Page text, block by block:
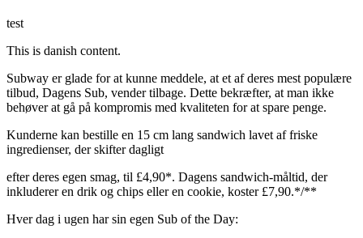
test
This is danish content.​​​​‌ ‍ ​‍​‍‌‍ ‌ ​‍‌‍‍‌‌‍‌ ‌‍‍‌‌‍ ‍​‍​‍​ ‍‍​‍​‍‌ ​ ‌‍​‌‌‍ ‍‌‍‍‌‌ ‌​‌ ‍‌​‍ ‍‌‍‍‌‌‍ ​‍​‍​‍ ​​‍​‍‌‍‍​‌ ​‍‌‍‌‌‌‍‌‍​‍​‍​ ‍‍​‍​‍‌‍‍​‌ ‌​‌ ‌​‌ ​​‌ ​ ​ ‍‍​‍ ​‍ ‌‍ ‍‌‍ ‌ ​‍‌‍‌​‌‍‍‌‌‍​ ​‍ ‌‌‍​‍‌‍‍‌‌ ‌​‌‍‌‌‌ ​ ​‍ ‌‌‍‌ ‌ ​‍‌‍ ‌ ‌‌‌ ​​​‍ ‌‌ ​ ‌ ‌​‌ ‌‌‌‍‌​‌‍‍‌‌‍ ​‍ ‍‌ ‌‍‌‍‌‌‌ ​‍‌‍​ ‌‍‌‌‌‍ ​​‍ ‍‌‍​‌‌ ​​‌ ​​​‍ ‌‍‍‌‌‍ ‍‌ ‌​‌‍‌‌‌‍ ‍‌ ‌​​‍ ‌‍‌‌‌‍‌​‌‍‍‌‌ ‌​​‍ ‌‍ ‌‌‍ ‌‍‌​‌‍‌‌​ ‌‌ ​​‌ ​‍‌‍‌‌‌ ​ ‌‍‌‌‌‍ ‍‌ ‌​‌‍​‌‌ ‌​‌‍‍‌‌‍ ‌‍ ‍​ ‍ ‌‍‍‌‌‍‌​​ ‌​ ​‌​ ​ ​ ​‍​ ​​​ ‌‍​ ​‌‌‍​ ​ ‌​​‍ ‌​ ‌​‌‍‌‌‌‍​‍‌‍​‌​‍ ‌​ ‌​​ ‍​​ ​ ​ ‍​​‍ ‌‌‍​‌​ ‌ ‌‍‌​‌‍‌‌​‍ ‌​ ​‌​ ‌‌​ ‌​​ ‌‍​ ‍​‌‍​‍​ ​‌‌‍​‌​ ‍‌‌‍‌‍​ ​​‌‍‌​​ ‍ ‌ ‌​‌ ‍‌‌ ​​‌‍‌‌​ ‌‌‍‌‌‌‍‌​‌‍‍‌‌ ‌​‌‍ ‌ ​‍‌‍‍‌‌‍​‌‌‍ ​​ ‍ ‌ ​​‌‍​‌‌ ‌​‌‍‍​​ ‌‌‍​ ‌‍ ‌‍ ‍‌ ‌​‌‍‌‌‌‍ ‍‌ ‌​​‍‌‌​ ‌‌‌​​‍‌‌ ‌‍‍ ‌‍‌‌‌ ‍‌​‍‌‌​ ​ ‌​‌​​‍‌‌​ ​ ‌​‌​​‍‌‌​ ​‍​ ​‍‌‍‌​‌‍​‌​‍‌‌​ ​‍​ ​‍​‍‌‌​ ‌‌‌​‌​​‍ ‍‌ ‌‍‌‍​‌‌‍ ​‌ ‌‌‌‍‌‌​‍ ‍‌ ‌‍‌‍​‌‌‍ ​‌ ‌‌‌‍‌‌​‍‌‌​ ‌‌‌​​‍‌‌ ‌‍‍ ‌‍‌‌‌ ‍‌​‍‌‌​ ​ ‌​‌​​‍‌‌​ ​ ‌​‌​​‍‌‌​ ​‍​ ​‍‌‍​‍‌‍​ ​ ‌ ‌‍‌​​ ‌‍​ ‍‌‌‍‌​​ ‌​​ ‌‍‌‍​‍​ ‌‍​ ‍​​‍‌‌​ ​‍​ ​‍​‍‌‌​ ‌‌‌​‌​​‍ ‍‌‍​ ‌‍‍​‌‍‍‌‌‍ ​‌‍‌​‌ ​‍‌‍‌‌‌‍ ‍​‍‌‌​ ‌‌‌​​‍‌‌ ‌‍‍ ‌‍‌‌‌ ‍‌​‍‌‌​ ​ ‌​‌​​‍‌‌​ ​ ‌​‌​​‍‌‌​ ​‍​ ​‍‌‍‌‍‌‍​ ​ ‌‍​ ‍‌​ ​‌‌‍‌‍​ ‍‌​ ​‌‌‍‌‍‌‍‌​​ ​‌​ ​‌​‍‌‌​ ​‍​ ​‍​‍‌‌​ ‌‌‌​‌​​‍ ‍‌ ‌​‌‍‌‌‌ ‍​‌ ‌​​ ‌‍​‍‌‍​‌‌ ​ ‌‍‌‌‌‌‌‌‌ ​‍‌‍ ​​ ‌‌‍‍​‌ ‌​‌ ‌​‌ ​​‌ ​ ​‍‌‌​ ​ ‌​​‌​‍‌‌​ ​‍‌​‌‍​‍‌‌​ ​‍‌​‌‍‌‍ ‍‌‍ ‌ ​‍‌‍‌​‌‍‍‌‌‍​ ​‍ ‌‌‍​‍‌‍‍‌‌ ‌​‌‍‌‌‌ ​ ​‍ ‌‌‍‌ ‌ ​‍‌‍ ‌ ‌‌‌ ​​​‍ ‌‌ ​ ‌ ‌​‌ ‌‌‌‍‌​‌‍‍‌‌‍ ​‍ ‍‌ ‌‍‌‍‌‌‌ ​‍‌‍​ ‌‍‌‌‌‍ ​​‍ ‍‌‍​‌‌ ​​‌ ​​​‍‌‍‌‍‍‌‌‍‌​​ ‌​ ​‌​ ​ ​ ​‍​ ​​​ ‌‍​ ​‌‌‍​ ​ ‌​​‍ ‌​ ‌​‌‍‌‌‌‍​‍‌‍​‌​‍ ‌​ ‌​​ ‍​​ ​ ​ ‍​​‍ ‌‌‍​‌​ ‌ ‌‍‌​‌‍‌‌​‍ ‌​ ​‌​ ‌‌​ ‌​​ ‌‍​ ‍​‌‍​‍​ ​‌‌‍​‌​ ‍‌‌‍‌‍​ ​​‌‍‌​​‍‌‍‌ ‌​‌ ‍‌‌ ​​‌‍‌‌​ ‌‌‍‌‌‌‍‌​‌‍‍‌‌ ‌​‌‍ ‌ ​‍‌‍‍‌‌‍​‌‌‍ ​​‍‌‍‌ ​​‌‍​‌‌ ‌​‌‍‍​​ ‌‌‍​ ‌‍ ‌‍ ‍‌ ‌​‌‍‌‌‌‍ ‍‌ ‌​​‍‌‌​ ‌‌‌​​‍‌‌ ‌‍‍ ‌‍‌‌‌ ‍‌​‍‌‌​ ​ ‌​‌​​‍‌‌​ ​ ‌​‌​​‍‌‌​ ​‍​ ​‍‌‍‌​‌‍​‌​‍‌‌​ ​‍​ ​‍​‍‌‌​ ‌‌‌​‌​​‍ ‍‌ ‌‍‌‍​‌‌‍ ​‌ ‌‌‌‍‌‌​‍ ‍‌ ‌‍‌‍​‌‌‍ ​‌ ‌‌‌‍‌‌​‍‌‌​ ‌‌‌​​‍‌‌ ‌‍‍ ‌‍‌‌‌ ‍‌​‍‌‌​ ​ ‌​‌​​‍‌‌​ ​ ‌​‌​​‍‌‌​ ​‍​ ​‍‌‍​‍‌‍​ ​ ‌ ‌‍‌​​ ‌‍​ ‍‌‌‍‌​​ ‌​​ ‌‍‌‍​‍​ ‌‍​ ‍​​‍‌‌​ ​‍​ ​‍​‍‌‌​ ‌‌‌​‌​​‍ ‍‌‍​ ‌‍‍​‌‍‍‌‌‍ ​‌‍‌​‌ ​‍‌‍‌‌‌‍ ‍​‍‌‌​ ‌‌‌​​‍‌‌ ‌‍‍ ‌‍‌‌‌ ‍‌​‍‌‌​ ​ ‌​‌​​‍‌‌​ ​ ‌​‌​​‍‌‌​ ​‍​ ​‍‌‍‌‍‌‍​ ​ ‌‍​ ‍‌​ ​‌‌‍‌‍​ ‍‌​ ​‌‌‍‌‍‌‍‌​​ ​‌​ ​‌​‍‌‌​ ​‍​ ​‍​‍‌‌​ ‌‌‌​‌​​‍ ‍‌ ‌​‌‍‌‌‌ ‍​‌ ‌​​‍‌‍‌ ​​‌‍‌‌‌ ​‍‌ ​ ‌ ​​‌‍‌‌‌‍​ ‌ ‌​‌‍‍‌‌ ‌‍‌‍‌‌​ ‌‌ ​​‌ ‌‌‌‍​‍‌‍ ​‌‍‍‌‌ ​ ‌‍‍​‌‍‌‌‌‍‌​​‍​‍‌ ‌
Subway er glade for at kunne meddele, at et af deres mest populære
tilbud, Dagens Sub, vender tilbage. Dette bekræfter, at man ikke
behøver at gå på kompromis med kvaliteten for at spare penge.​​​​‌ ‍ ​‍​‍‌‍ ‌ ​‍‌‍‍‌‌‍‌ ‌‍‍‌‌‍ ‍​‍​‍​ ‍‍​‍​‍‌ ​ ‌‍​‌‌‍ ‍‌‍‍‌‌ ‌​‌ ‍‌​‍ ‍‌‍‍‌‌‍ ​‍​‍​‍ ​​‍​‍‌‍‍​‌ ​‍‌‍‌‌‌‍‌‍​‍​‍​ ‍‍​‍​‍‌‍‍​‌ ‌​‌ ‌​‌ ​​‌ ​ ​ ‍‍​‍ ​‍ ‌‍ ‍‌‍ ‌ ​‍‌‍‌​‌‍‍‌‌‍​ ​‍ ‌‌‍​‍‌‍‍‌‌ ‌​‌‍‌‌‌ ​ ​‍ ‌‌‍‌ ‌ ​‍‌‍ ‌ ‌‌‌ ​​​‍ ‌‌ ​ ‌ ‌​‌ ‌‌‌‍‌​‌‍‍‌‌‍ ​‍ ‍‌ ‌‍‌‍‌‌‌ ​‍‌‍​ ‌‍‌‌‌‍ ​​‍ ‍‌‍​‌‌ ​​‌ ​​​‍ ‌‍‍‌‌‍ ‍‌ ‌​‌‍‌‌‌‍ ‍‌ ‌​​‍ ‌‍‌‌‌‍‌​‌‍‍‌‌ ‌​​‍ ‌‍ ‌‌‍ ‌‍‌​‌‍‌‌​ ‌‌ ​​‌ ​‍‌‍‌‌‌ ​ ‌‍‌‌‌‍ ‍‌ ‌​‌‍​‌‌ ‌​‌‍‍‌‌‍ ‌‍ ‍​ ‍ ‌‍‍‌‌‍‌​​ ‌‌‍‌‍‌‍​‌‌‍‌‍‌‍‌​​ ‌ ‌‍​‌‌‍‌​‌‍​‍​‍ ‌​ ‌‍​ ‍‌​ ‍‌​ ​​​‍ ‌​ ‌​​ ‍‌​ ​​​ ‌‍​‍ ‌​ ‍​‌‍‌​​ ‌ ‌‍‌‍​‍ ‌​ ‌​​ ​‍​ ‌​​ ‌‌‌‍​‌‌‍​‍​ ​​‌‍‌​​ ‍‌​ ​​​ ‍​​ ‍‌​ ‍ ‌ ‌​‌ ‍‌‌ ​​‌‍‌‌​ ‌‌‍‌‌‌‍‌​‌‍‍‌‌ ‌​‌‍ ‌ ​‍‌‍‍‌‌‍​‌‌‍ ​​ ‍ ‌ ​​‌‍​‌‌ ‌​‌‍‍​​ ‌‌‍​ ‌‍ ‌‍ ‍‌ ‌​‌‍‌‌‌‍ ‍‌ ‌​​‍‌‌​ ‌‌‌​​‍‌‌ ‌‍‍ ‌‍‌‌‌ ‍‌​‍‌‌​ ​ ‌​‌​​‍‌‌​ ​ ‌​‌​​‍‌‌​ ​‍​ ​‍‌‍‌​‌‍​‌​‍‌‌​ ​‍​ ​‍​‍‌‌​ ‌‌‌​‌​​‍ ‍‌ ‌‍‌‍​‌‌‍ ​‌ ‌‌‌‍‌‌​‍ ‍‌ ‌‍‌‍​‌‌‍ ​‌ ‌‌‌‍‌‌​‍‌‌​ ‌‌‌​​‍‌‌ ‌‍‍ ‌‍‌‌‌ ‍‌​‍‌‌​ ​ ‌​‌​​‍‌‌​ ​ ‌​‌​​‍‌‌​ ​‍​ ​‍​ ‌‍‌‍‌‌‌‍‌​​ ‌ ‌‍‌‍​ ‍​​ ​‌​ ‌‌​ ​ ​ ​ ​ ‍‌‌‍​‌​‍‌‌​ ​‍​ ​‍​‍‌‌​ ‌‌‌​‌​​‍ ‍‌‍​ ‌‍‍​‌‍‍‌‌‍ ​‌‍‌​‌ ​‍‌‍‌‌‌‍ ‍​‍‌‌​ ‌‌‌​​‍‌‌ ‌‍‍ ‌‍‌‌‌ ‍‌​‍‌‌​ ​ ‌​‌​​‍‌‌​ ​ ‌​‌​​‍‌‌​ ​‍​ ​‍​ ‍​‌‍​‌‌‍​‌‌‍​ ​ ​ ‌‍​‍​ ​‌​ ‌​​ ‌​​ ​​‌‍​ ​ ​‍​‍‌‌​ ​‍​ ​‍​‍‌‌​ ‌‌‌​‌​​‍ ‍‌ ‌​‌‍‌‌‌ ‍​‌ ‌​​ ‌‍​‍‌‍​‌‌ ​ ‌‍‌‌‌‌‌‌‌ ​‍‌‍ ​​ ‌‌‍‍​‌ ‌​‌ ‌​‌ ​​‌ ​ ​‍‌‌​ ​ ‌​​‌​‍‌‌​ ​‍‌​‌‍​‍‌‌​ ​‍‌​‌‍‌‍ ‍‌‍ ‌ ​‍‌‍‌​‌‍‍‌‌‍​ ​‍ ‌‌‍​‍‌‍‍‌‌ ‌​‌‍‌‌‌ ​ ​‍ ‌‌‍‌ ‌ ​‍‌‍ ‌ ‌‌‌ ​​​‍ ‌‌ ​ ‌ ‌​‌ ‌‌‌‍‌​‌‍‍‌‌‍ ​‍ ‍‌ ‌‍‌‍‌‌‌ ​‍‌‍​ ‌‍‌‌‌‍ ​​‍ ‍‌‍​‌‌ ​​‌ ​​​‍‌‍‌‍‍‌‌‍‌​​ ‌‌‍‌‍‌‍​‌‌‍‌‍‌‍‌​​ ‌ ‌‍​‌‌‍‌​‌‍​‍​‍ ‌​ ‌‍​ ‍‌​ ‍‌​ ​​​‍ ‌​ ‌​​ ‍‌​ ​​​ ‌‍​‍ ‌​ ‍​‌‍‌​​ ‌ ‌‍‌‍​‍ ‌​ ‌​​ ​‍​ ‌​​ ‌‌‌‍​‌‌‍​‍​ ​​‌‍‌​​ ‍‌​ ​​​ ‍​​ ‍‌​‍‌‍‌ ‌​‌ ‍‌‌ ​​‌‍‌‌​ ‌‌‍‌‌‌‍‌​‌‍‍‌‌ ‌​‌‍ ‌ ​‍‌‍‍‌‌‍​‌‌‍ ​​‍‌‍‌ ​​‌‍​‌‌ ‌​‌‍‍​​ ‌‌‍​ ‌‍ ‌‍ ‍‌ ‌​‌‍‌‌‌‍ ‍‌ ‌​​‍‌‌​ ‌‌‌​​‍‌‌ ‌‍‍ ‌‍‌‌‌ ‍‌​‍‌‌​ ​ ‌​‌​​‍‌‌​ ​ ‌​‌​​‍‌‌​ ​‍​ ​‍‌‍‌​‌‍​‌​‍‌‌​ ​‍​ ​‍​‍‌‌​ ‌‌‌​‌​​‍ ‍‌ ‌‍‌‍​‌‌‍ ​‌ ‌‌‌‍‌‌​‍ ‍‌ ‌‍‌‍​‌‌‍ ​‌ ‌‌‌‍‌‌​‍‌‌​ ‌‌‌​​‍‌‌ ‌‍‍ ‌‍‌‌‌ ‍‌​‍‌‌​ ​ ‌​‌​​‍‌‌​ ​ ‌​‌​​‍‌‌​ ​‍​ ​‍​ ‌‍‌‍‌‌‌‍‌​​ ‌ ‌‍‌‍​ ‍​​ ​‌​ ‌‌​ ​ ​ ​ ​ ‍‌‌‍​‌​‍‌‌​ ​‍​ ​‍​‍‌‌​ ‌‌‌​‌​​‍ ‍‌‍​ ‌‍‍​‌‍‍‌‌‍ ​‌‍‌​‌ ​‍‌‍‌‌‌‍ ‍​‍‌‌​ ‌‌‌​​‍‌‌ ‌‍‍ ‌‍‌‌‌ ‍‌​‍‌‌​ ​ ‌​‌​​‍‌‌​ ​ ‌​‌​​‍‌‌​ ​‍​ ​‍​ ‍​‌‍​‌‌‍​‌‌‍​ ​ ​ ‌‍​‍​ ​‌​ ‌​​ ‌​​ ​​‌‍​ ​ ​‍​‍‌‌​ ​‍​ ​‍​‍‌‌​ ‌‌‌​‌​​‍ ‍‌ ‌​‌‍‌‌‌ ‍​‌ ‌​​‍‌‍‌ ​​‌‍‌‌‌ ​‍‌ ​ ‌ ​​‌‍‌‌‌‍​ ‌ ‌​‌‍‍‌‌ ‌‍‌‍‌‌​ ‌‌ ​​‌ ‌‌‌‍​‍‌‍ ​‌‍‍‌‌ ​ ‌‍‍​‌‍‌‌‌‍‌​​‍​‍‌ ‌
Kunderne kan bestille en 15 cm lang sandwich lavet af friske
ingredienser, der skifter dagligt​​​​‌ ‍ ​‍​‍‌‍ ‌ ​‍‌‍‍‌‌‍‌ ‌‍‍‌‌‍ ‍​‍​‍​ ‍‍​‍​‍‌ ​ ‌‍​‌‌‍ ‍‌‍‍‌‌ ‌​‌ ‍‌​‍ ‍‌‍‍‌‌‍ ​‍​‍​‍ ​​‍​‍‌‍‍​‌ ​‍‌‍‌‌‌‍‌‍​‍​‍​ ‍‍​‍​‍‌‍‍​‌ ‌​‌ ‌​‌ ​​‌ ​ ​ ‍‍​‍ ​‍ ‌‍ ‍‌‍ ‌ ​‍‌‍‌​‌‍‍‌‌‍​ ​‍ ‌‌‍​‍‌‍‍‌‌ ‌​‌‍‌‌‌ ​ ​‍ ‌‌‍‌ ‌ ​‍‌‍ ‌ ‌‌‌ ​​​‍ ‌‌ ​ ‌ ‌​‌ ‌‌‌‍‌​‌‍‍‌‌‍ ​‍ ‍‌ ‌‍‌‍‌‌‌ ​‍‌‍​ ‌‍‌‌‌‍ ​​‍ ‍‌‍​‌‌ ​​‌ ​​​‍ ‌‍‍‌‌‍ ‍‌ ‌​‌‍‌‌‌‍ ‍‌ ‌​​‍ ‌‍‌‌‌‍‌​‌‍‍‌‌ ‌​​‍ ‌‍ ‌‌‍ ‌‍‌​‌‍‌‌​ ‌‌ ​​‌ ​‍‌‍‌‌‌ ​ ‌‍‌‌‌‍ ‍‌ ‌​‌‍​‌‌ ‌​‌‍‍‌‌‍ ‌‍ ‍​ ‍ ‌‍‍‌‌‍‌​​ ‌‌‍‌‍‌‍​‌‌‍‌‍‌‍‌​​ ‌ ‌‍​‌‌‍‌​‌‍​‍​‍ ‌​ ‌‍​ ‍‌​ ‍‌​ ​​​‍ ‌​ ‌​​ ‍‌​ ​​​ ‌‍​‍ ‌​ ‍​‌‍‌​​ ‌ ‌‍‌‍​‍ ‌​ ‌​​ ​‍​ ‌​​ ‌‌‌‍​‌‌‍​‍​ ​​‌‍‌​​ ‍‌​ ​​​ ‍​​ ‍‌​ ‍ ‌ ‌​‌ ‍‌‌ ​​‌‍‌‌​ ‌‌‍‌‌‌‍‌​‌‍‍‌‌ ‌​‌‍ ‌ ​‍‌‍‍‌‌‍​‌‌‍ ​​ ‍ ‌ ​​‌‍​‌‌ ‌​‌‍‍​​ ‌‌‍​ ‌‍ ‌‍ ‍‌ ‌​‌‍‌‌‌‍ ‍‌ ‌​​‍‌‌​ ‌‌‌​​‍‌‌ ‌‍‍ ‌‍‌‌‌ ‍‌​‍‌‌​ ​ ‌​‌​​‍‌‌​ ​ ‌​‌​​‍‌‌​ ​‍​ ​‍‌‍‌​‌‍​‌​‍‌‌​ ​‍​ ​‍​‍‌‌​ ‌‌‌​‌​​‍ ‍‌ ‌‍‌‍​‌‌‍ ​‌ ‌‌‌‍‌‌​‍ ‍‌ ‌‍‌‍​‌‌‍ ​‌ ‌‌‌‍‌‌​‍‌‌​ ‌‌‌​​‍‌‌ ‌‍‍ ‌‍‌‌‌ ‍‌​‍‌‌​ ​ ‌​‌​​‍‌‌​ ​ ‌​‌​​‍‌‌​ ​‍​ ​‍​ ‌‍‌‍‌‌‌‍​‍​ ‌‌​ ​​​ ​​‌‍​‍​ ‌ ​ ‌ ​ ​ ‌‍​‍​ ​‌​‍‌‌​ ​‍​ ​‍​‍‌‌​ ‌‌‌​‌​​‍ ‍‌‍​ ‌‍‍​‌‍‍‌‌‍ ​‌‍‌​‌ ​‍‌‍‌‌‌‍ ‍​‍‌‌​ ‌‌‌​​‍‌‌ ‌‍‍ ‌‍‌‌‌ ‍‌​‍‌‌​ ​ ‌​‌​​‍‌‌​ ​ ‌​‌​​‍‌‌​ ​‍​ ​‍​ ‌‍‌‍‌‍‌‍​‍​ ‌‍‌‍‌‌‌‍​‌​ ​‌‌‍​‌​ ‌​‌‍‌​​ ​‍‌‍​‌​‍‌‌​ ​‍​ ​‍​‍‌‌​ ‌‌‌​‌​​‍ ‍‌ ‌​‌‍‌‌‌ ‍​‌ ‌​​ ‌‍​‍‌‍​‌‌ ​ ‌‍‌‌‌‌‌‌‌ ​‍‌‍ ​​ ‌‌‍‍​‌ ‌​‌ ‌​‌ ​​‌ ​ ​‍‌‌​ ​ ‌​​‌​‍‌‌​ ​‍‌​‌‍​‍‌‌​ ​‍‌​‌‍‌‍ ‍‌‍ ‌ ​‍‌‍‌​‌‍‍‌‌‍​ ​‍ ‌‌‍​‍‌‍‍‌‌ ‌​‌‍‌‌‌ ​ ​‍ ‌‌‍‌ ‌ ​‍‌‍ ‌ ‌‌‌ ​​​‍ ‌‌ ​ ‌ ‌​‌ ‌‌‌‍‌​‌‍‍‌‌‍ ​‍ ‍‌ ‌‍‌‍‌‌‌ ​‍‌‍​ ‌‍‌‌‌‍ ​​‍ ‍‌‍​‌‌ ​​‌ ​​​‍‌‍‌‍‍‌‌‍‌​​ ‌‌‍‌‍‌‍​‌‌‍‌‍‌‍‌​​ ‌ ‌‍​‌‌‍‌​‌‍​‍​‍ ‌​ ‌‍​ ‍‌​ ‍‌​ ​​​‍ ‌​ ‌​​ ‍‌​ ​​​ ‌‍​‍ ‌​ ‍​‌‍‌​​ ‌ ‌‍‌‍​‍ ‌​ ‌​​ ​‍​ ‌​​ ‌‌‌‍​‌‌‍​‍​ ​​‌‍‌​​ ‍‌​ ​​​ ‍​​ ‍‌​‍‌‍‌ ‌​‌ ‍‌‌ ​​‌‍‌‌​ ‌‌‍‌‌‌‍‌​‌‍‍‌‌ ‌​‌‍ ‌ ​‍‌‍‍‌‌‍​‌‌‍ ​​‍‌‍‌ ​​‌‍​‌‌ ‌​‌‍‍​​ ‌‌‍​ ‌‍ ‌‍ ‍‌ ‌​‌‍‌‌‌‍ ‍‌ ‌​​‍‌‌​ ‌‌‌​​‍‌‌ ‌‍‍ ‌‍‌‌‌ ‍‌​‍‌‌​ ​ ‌​‌​​‍‌‌​ ​ ‌​‌​​‍‌‌​ ​‍​ ​‍‌‍‌​‌‍​‌​‍‌‌​ ​‍​ ​‍​‍‌‌​ ‌‌‌​‌​​‍ ‍‌ ‌‍‌‍​‌‌‍ ​‌ ‌‌‌‍‌‌​‍ ‍‌ ‌‍‌‍​‌‌‍ ​‌ ‌‌‌‍‌‌​‍‌‌​ ‌‌‌​​‍‌‌ ‌‍‍ ‌‍‌‌‌ ‍‌​‍‌‌​ ​ ‌​‌​​‍‌‌​ ​ ‌​‌​​‍‌‌​ ​‍​ ​‍​ ‌‍‌‍‌‌‌‍​‍​ ‌‌​ ​​​ ​​‌‍​‍​ ‌ ​ ‌ ​ ​ ‌‍​‍​ ​‌​‍‌‌​ ​‍​ ​‍​‍‌‌​ ‌‌‌​‌​​‍ ‍‌‍​ ‌‍‍​‌‍‍‌‌‍ ​‌‍‌​‌ ​‍‌‍‌‌‌‍ ‍​‍‌‌​ ‌‌‌​​‍‌‌ ‌‍‍ ‌‍‌‌‌ ‍‌​‍‌‌​ ​ ‌​‌​​‍‌‌​ ​ ‌​‌​​‍‌‌​ ​‍​ ​‍​ ‌‍‌‍‌‍‌‍​‍​ ‌‍‌‍‌‌‌‍​‌​ ​‌‌‍​‌​ ‌​‌‍‌​​ ​‍‌‍​‌​‍‌‌​ ​‍​ ​‍​‍‌‌​ ‌‌‌​‌​​‍ ‍‌ ‌​‌‍‌‌‌ ‍​‌ ‌​​‍‌‍‌ ​​‌‍‌‌‌ ​‍‌ ​ ‌ ​​‌‍‌‌‌‍​ ‌ ‌​‌‍‍‌‌ ‌‍‌‍‌‌​ ‌‌ ​​‌ ‌‌‌‍​‍‌‍ ​‌‍‍‌‌ ​ ‌‍‍​‌‍‌‌‌‍‌​​‍​‍‌ ‌
efter deres egen smag, til £4,90*. Dagens sandwich-måltid, der
inkluderer en drik og chips eller en cookie, koster £7,90.*/**​​​​‌ ‍ ​‍​‍‌‍ ‌ ​‍‌‍‍‌‌‍‌ ‌‍‍‌‌‍ ‍​‍​‍​ ‍‍​‍​‍‌ ​ ‌‍​‌‌‍ ‍‌‍‍‌‌ ‌​‌ ‍‌​‍ ‍‌‍‍‌‌‍ ​‍​‍​‍ ​​‍​‍‌‍‍​‌ ​‍‌‍‌‌‌‍‌‍​‍​‍​ ‍‍​‍​‍‌‍‍​‌ ‌​‌ ‌​‌ ​​‌ ​ ​ ‍‍​‍ ​‍ ‌‍ ‍‌‍ ‌ ​‍‌‍‌​‌‍‍‌‌‍​ ​‍ ‌‌‍​‍‌‍‍‌‌ ‌​‌‍‌‌‌ ​ ​‍ ‌‌‍‌ ‌ ​‍‌‍ ‌ ‌‌‌ ​​​‍ ‌‌ ​ ‌ ‌​‌ ‌‌‌‍‌​‌‍‍‌‌‍ ​‍ ‍‌ ‌‍‌‍‌‌‌ ​‍‌‍​ ‌‍‌‌‌‍ ​​‍ ‍‌‍​‌‌ ​​‌ ​​​‍ ‌‍‍‌‌‍ ‍‌ ‌​‌‍‌‌‌‍ ‍‌ ‌​​‍ ‌‍‌‌‌‍‌​‌‍‍‌‌ ‌​​‍ ‌‍ ‌‌‍ ‌‍‌​‌‍‌‌​ ‌‌ ​​‌ ​‍‌‍‌‌‌ ​ ‌‍‌‌‌‍ ‍‌ ‌​‌‍​‌‌ ‌​‌‍‍‌‌‍ ‌‍ ‍​ ‍ ‌‍‍‌‌‍‌​​ ‌‌‍‌‍‌‍​‌‌‍‌‍‌‍‌​​ ‌ ‌‍​‌‌‍‌​‌‍​‍​‍ ‌​ ‌‍​ ‍‌​ ‍‌​ ​​​‍ ‌​ ‌​​ ‍‌​ ​​​ ‌‍​‍ ‌​ ‍​‌‍‌​​ ‌ ‌‍‌‍​‍ ‌​ ‌​​ ​‍​ ‌​​ ‌‌‌‍​‌‌‍​‍​ ​​‌‍‌​​ ‍‌​ ​​​ ‍​​ ‍‌​ ‍ ‌ ‌​‌ ‍‌‌ ​​‌‍‌‌​ ‌‌‍‌‌‌‍‌​‌‍‍‌‌ ‌​‌‍ ‌ ​‍‌‍‍‌‌‍​‌‌‍ ​​ ‍ ‌ ​​‌‍​‌‌ ‌​‌‍‍​​ ‌‌‍​ ‌‍ ‌‍ ‍‌ ‌​‌‍‌‌‌‍ ‍‌ ‌​​‍‌‌​ ‌‌‌​​‍‌‌ ‌‍‍ ‌‍‌‌‌ ‍‌​‍‌‌​ ​ ‌​‌​​‍‌‌​ ​ ‌​‌​​‍‌‌​ ​‍​ ​‍‌‍‌​‌‍​‌​‍‌‌​ ​‍​ ​‍​‍‌‌​ ‌‌‌​‌​​‍ ‍‌ ‌‍‌‍​‌‌‍ ​‌ ‌‌‌‍‌‌​‍ ‍‌ ‌‍‌‍​‌‌‍ ​‌ ‌‌‌‍‌‌​‍‌‌​ ‌‌‌​​‍‌‌ ‌‍‍ ‌‍‌‌‌ ‍‌​‍‌‌​ ​ ‌​‌​​‍‌‌​ ​ ‌​‌​​‍‌‌​ ​‍​ ​‍​ ‌​‌‍​‌​ ‍​​ ‌​​ ‌‌‌‍​‌​ ​‌​ ‍‌‌‍​‌​ ‌‍‌‍‌‌​ ‌‍​‍‌‌​ ​‍​ ​‍​‍‌‌​ ‌‌‌​‌​​‍ ‍‌‍​ ‌‍‍​‌‍‍‌‌‍ ​‌‍‌​‌ ​‍‌‍‌‌‌‍ ‍​‍‌‌​ ‌‌‌​​‍‌‌ ‌‍‍ ‌‍‌‌‌ ‍‌​‍‌‌​ ​ ‌​‌​​‍‌‌​ ​ ‌​‌​​‍‌‌​ ​‍​ ​‍‌‍‌​​ ‌ ​ ‌‌​ ‌ ​ ‌ ​ ‌‍‌‍​‍‌‍​‌‌‍​‍‌‍​‌​ ‌ ​ ‌‍​‍‌‌​ ​‍​ ​‍​‍‌‌​ ‌‌‌​‌​​‍ ‍‌ ‌​‌‍‌‌‌ ‍​‌ ‌​​ ‌‍​‍‌‍​‌‌ ​ ‌‍‌‌‌‌‌‌‌ ​‍‌‍ ​​ ‌‌‍‍​‌ ‌​‌ ‌​‌ ​​‌ ​ ​‍‌‌​ ​ ‌​​‌​‍‌‌​ ​‍‌​‌‍​‍‌‌​ ​‍‌​‌‍‌‍ ‍‌‍ ‌ ​‍‌‍‌​‌‍‍‌‌‍​ ​‍ ‌‌‍​‍‌‍‍‌‌ ‌​‌‍‌‌‌ ​ ​‍ ‌‌‍‌ ‌ ​‍‌‍ ‌ ‌‌‌ ​​​‍ ‌‌ ​ ‌ ‌​‌ ‌‌‌‍‌​‌‍‍‌‌‍ ​‍ ‍‌ ‌‍‌‍‌‌‌ ​‍‌‍​ ‌‍‌‌‌‍ ​​‍ ‍‌‍​‌‌ ​​‌ ​​​‍‌‍‌‍‍‌‌‍‌​​ ‌‌‍‌‍‌‍​‌‌‍‌‍‌‍‌​​ ‌ ‌‍​‌‌‍‌​‌‍​‍​‍ ‌​ ‌‍​ ‍‌​ ‍‌​ ​​​‍ ‌​ ‌​​ ‍‌​ ​​​ ‌‍​‍ ‌​ ‍​‌‍‌​​ ‌ ‌‍‌‍​‍ ‌​ ‌​​ ​‍​ ‌​​ ‌‌‌‍​‌‌‍​‍​ ​​‌‍‌​​ ‍‌​ ​​​ ‍​​ ‍‌​‍‌‍‌ ‌​‌ ‍‌‌ ​​‌‍‌‌​ ‌‌‍‌‌‌‍‌​‌‍‍‌‌ ‌​‌‍ ‌ ​‍‌‍‍‌‌‍​‌‌‍ ​​‍‌‍‌ ​​‌‍​‌‌ ‌​‌‍‍​​ ‌‌‍​ ‌‍ ‌‍ ‍‌ ‌​‌‍‌‌‌‍ ‍‌ ‌​​‍‌‌​ ‌‌‌​​‍‌‌ ‌‍‍ ‌‍‌‌‌ ‍‌​‍‌‌​ ​ ‌​‌​​‍‌‌​ ​ ‌​‌​​‍‌‌​ ​‍​ ​‍‌‍‌​‌‍​‌​‍‌‌​ ​‍​ ​‍​‍‌‌​ ‌‌‌​‌​​‍ ‍‌ ‌‍‌‍​‌‌‍ ​‌ ‌‌‌‍‌‌​‍ ‍‌ ‌‍‌‍​‌‌‍ ​‌ ‌‌‌‍‌‌​‍‌‌​ ‌‌‌​​‍‌‌ ‌‍‍ ‌‍‌‌‌ ‍‌​‍‌‌​ ​ ‌​‌​​‍‌‌​ ​ ‌​‌​​‍‌‌​ ​‍​ ​‍​ ‌​‌‍​‌​ ‍​​ ‌​​ ‌‌‌‍​‌​ ​‌​ ‍‌‌‍​‌​ ‌‍‌‍‌‌​ ‌‍​‍‌‌​ ​‍​ ​‍​‍‌‌​ ‌‌‌​‌​​‍ ‍‌‍​ ‌‍‍​‌‍‍‌‌‍ ​‌‍‌​‌ ​‍‌‍‌‌‌‍ ‍​‍‌‌​ ‌‌‌​​‍‌‌ ‌‍‍ ‌‍‌‌‌ ‍‌​‍‌‌​ ​ ‌​‌​​‍‌‌​ ​ ‌​‌​​‍‌‌​ ​‍​ ​‍‌‍‌​​ ‌ ​ ‌‌​ ‌ ​ ‌ ​ ‌‍‌‍​‍‌‍​‌‌‍​‍‌‍​‌​ ‌ ​ ‌‍​‍‌‌​ ​‍​ ​‍​‍‌‌​ ‌‌‌​‌​​‍ ‍‌ ‌​‌‍‌‌‌ ‍​‌ ‌​​‍‌‍‌ ​​‌‍‌‌‌ ​‍‌ ​ ‌ ​​‌‍‌‌‌‍​ ‌ ‌​‌‍‍‌‌ ‌‍‌‍‌‌​ ‌‌ ​​‌ ‌‌‌‍​‍‌‍ ​‌‍‍‌‌ ​ ‌‍‍​‌‍‌‌‌‍‌​​‍​‍‌ ‌
Hver dag i ugen har sin egen Sub of the Day:​​​​‌ ‍ ​‍​‍‌‍ ‌ ​‍‌‍‍‌‌‍‌ ‌‍‍‌‌‍ ‍​‍​‍​ ‍‍​‍​‍‌ ​ ‌‍​‌‌‍ ‍‌‍‍‌‌ ‌​‌ ‍‌​‍ ‍‌‍‍‌‌‍ ​‍​‍​‍ ​​‍​‍‌‍‍​‌ ​‍‌‍‌‌‌‍‌‍​‍​‍​ ‍‍​‍​‍‌‍‍​‌ ‌​‌ ‌​‌ ​​‌ ​ ​ ‍‍​‍ ​‍ ‌‍ ‍‌‍ ‌ ​‍‌‍‌​‌‍‍‌‌‍​ ​‍ ‌‌‍​‍‌‍‍‌‌ ‌​‌‍‌‌‌ ​ ​‍ ‌‌‍‌ ‌ ​‍‌‍ ‌ ‌‌‌ ​​​‍ ‌‌ ​ ‌ ‌​‌ ‌‌‌‍‌​‌‍‍‌‌‍ ​‍ ‍‌ ‌‍‌‍‌‌‌ ​‍‌‍​ ‌‍‌‌‌‍ ​​‍ ‍‌‍​‌‌ ​​‌ ​​​‍ ‌‍‍‌‌‍ ‍‌ ‌​‌‍‌‌‌‍ ‍‌ ‌​​‍ ‌‍‌‌‌‍‌​‌‍‍‌‌ ‌​​‍ ‌‍ ‌‌‍ ‌‍‌​‌‍‌‌​ ‌‌ ​​‌ ​‍‌‍‌‌‌ ​ ‌‍‌‌‌‍ ‍‌ ‌​‌‍​‌‌ ‌​‌‍‍‌‌‍ ‌‍ ‍​ ‍ ‌‍‍‌‌‍‌​​ ‌‌‍‌‍‌‍​‌‌‍‌‍‌‍‌​​ ‌ ‌‍​‌‌‍‌​‌‍​‍​‍ ‌​ ‌‍​ ‍‌​ ‍‌​ ​​​‍ ‌​ ‌​​ ‍‌​ ​​​ ‌‍​‍ ‌​ ‍​‌‍‌​​ ‌ ‌‍‌‍​‍ ‌​ ‌​​ ​‍​ ‌​​ ‌‌‌‍​‌‌‍​‍​ ​​‌‍‌​​ ‍‌​ ​​​ ‍​​ ‍‌​ ‍ ‌ ‌​‌ ‍‌‌ ​​‌‍‌‌​ ‌‌‍‌‌‌‍‌​‌‍‍‌‌ ‌​‌‍ ‌ ​‍‌‍‍‌‌‍​‌‌‍ ​​ ‍ ‌ ​​‌‍​‌‌ ‌​‌‍‍​​ ‌‌‍​ ‌‍ ‌‍ ‍‌ ‌​‌‍‌‌‌‍ ‍‌ ‌​​‍‌‌​ ‌‌‌​​‍‌‌ ‌‍‍ ‌‍‌‌‌ ‍‌​‍‌‌​ ​ ‌​‌​​‍‌‌​ ​ ‌​‌​​‍‌‌​ ​‍​ ​‍‌‍‌​‌‍​‌​‍‌‌​ ​‍​ ​‍​‍‌‌​ ‌‌‌​‌​​‍ ‍‌ ‌‍‌‍​‌‌‍ ​‌ ‌‌‌‍‌‌​‍ ‍‌ ‌‍‌‍​‌‌‍ ​‌ ‌‌‌‍‌‌​‍‌‌​ ‌‌‌​​‍‌‌ ‌‍‍ ‌‍‌‌‌ ‍‌​‍‌‌​ ​ ‌​‌​​‍‌‌​ ​ ‌​‌​​‍‌‌​ ​‍​ ​‍​ ‌​‌‍​‍‌‍​‌‌‍​‌​ ​ ​ ‌‍‌‍​‍‌‍‌‌​ ‌‌​ ​‍‌‍‌‌‌‍‌​​‍‌‌​ ​‍​ ​‍​‍‌‌​ ‌‌‌​‌​​‍ ‍‌‍​ ‌‍‍​‌‍‍‌‌‍ ​‌‍‌​‌ ​‍‌‍‌‌‌‍ ‍​‍‌‌​ ‌‌‌​​‍‌‌ ‌‍‍ ‌‍‌‌‌ ‍‌​‍‌‌​ ​ ‌​‌​​‍‌‌​ ​ ‌​‌​​‍‌‌​ ​‍​ ​‍​ ‌​‌‍‌​‌‍​‌​ ​‍​ ‌‍‌‍‌‍‌‍‌‌​ ​ ​ ‌​‌‍‌‌​ ​ ​ ‌​​‍‌‌​ ​‍​ ​‍​‍‌‌​ ‌‌‌​‌​​‍ ‍‌ ‌​‌‍‌‌‌ ‍​‌ ‌​​ ‌‍​‍‌‍​‌‌ ​ ‌‍‌‌‌‌‌‌‌ ​‍‌‍ ​​ ‌‌‍‍​‌ ‌​‌ ‌​‌ ​​‌ ​ ​‍‌‌​ ​ ‌​​‌​‍‌‌​ ​‍‌​‌‍​‍‌‌​ ​‍‌​‌‍‌‍ ‍‌‍ ‌ ​‍‌‍‌​‌‍‍‌‌‍​ ​‍ ‌‌‍​‍‌‍‍‌‌ ‌​‌‍‌‌‌ ​ ​‍ ‌‌‍‌ ‌ ​‍‌‍ ‌ ‌‌‌ ​​​‍ ‌‌ ​ ‌ ‌​‌ ‌‌‌‍‌​‌‍‍‌‌‍ ​‍ ‍‌ ‌‍‌‍‌‌‌ ​‍‌‍​ ‌‍‌‌‌‍ ​​‍ ‍‌‍​‌‌ ​​‌ ​​​‍‌‍‌‍‍‌‌‍‌​​ ‌‌‍‌‍‌‍​‌‌‍‌‍‌‍‌​​ ‌ ‌‍​‌‌‍‌​‌‍​‍​‍ ‌​ ‌‍​ ‍‌​ ‍‌​ ​​​‍ ‌​ ‌​​ ‍‌​ ​​​ ‌‍​‍ ‌​ ‍​‌‍‌​​ ‌ ‌‍‌‍​‍ ‌​ ‌​​ ​‍​ ‌​​ ‌‌‌‍​‌‌‍​‍​ ​​‌‍‌​​ ‍‌​ ​​​ ‍​​ ‍‌​‍‌‍‌ ‌​‌ ‍‌‌ ​​‌‍‌‌​ ‌‌‍‌‌‌‍‌​‌‍‍‌‌ ‌​‌‍ ‌ ​‍‌‍‍‌‌‍​‌‌‍ ​​‍‌‍‌ ​​‌‍​‌‌ ‌​‌‍‍​​ ‌‌‍​ ‌‍ ‌‍ ‍‌ ‌​‌‍‌‌‌‍ ‍‌ ‌​​‍‌‌​ ‌‌‌​​‍‌‌ ‌‍‍ ‌‍‌‌‌ ‍‌​‍‌‌​ ​ ‌​‌​​‍‌‌​ ​ ‌​‌​​‍‌‌​ ​‍​ ​‍‌‍‌​‌‍​‌​‍‌‌​ ​‍​ ​‍​‍‌‌​ ‌‌‌​‌​​‍ ‍‌ ‌‍‌‍​‌‌‍ ​‌ ‌‌‌‍‌‌​‍ ‍‌ ‌‍‌‍​‌‌‍ ​‌ ‌‌‌‍‌‌​‍‌‌​ ‌‌‌​​‍‌‌ ‌‍‍ ‌‍‌‌‌ ‍‌​‍‌‌​ ​ ‌​‌​​‍‌‌​ ​ ‌​‌​​‍‌‌​ ​‍​ ​‍​ ‌​‌‍​‍‌‍​‌‌‍​‌​ ​ ​ ‌‍‌‍​‍‌‍‌‌​ ‌‌​ ​‍‌‍‌‌‌‍‌​​‍‌‌​ ​‍​ ​‍​‍‌‌​ ‌‌‌​‌​​‍ ‍‌‍​ ‌‍‍​‌‍‍‌‌‍ ​‌‍‌​‌ ​‍‌‍‌‌‌‍ ‍​‍‌‌​ ‌‌‌​​‍‌‌ ‌‍‍ ‌‍‌‌‌ ‍‌​‍‌‌​ ​ ‌​‌​​‍‌‌​ ​ ‌​‌​​‍‌‌​ ​‍​ ​‍​ ‌​‌‍‌​‌‍​‌​ ​‍​ ‌‍‌‍‌‍‌‍‌‌​ ​ ​ ‌​‌‍‌‌​ ​ ​ ‌​​‍‌‌​ ​‍​ ​‍​‍‌‌​ ‌‌‌​‌​​‍ ‍‌ ‌​‌‍‌‌‌ ‍​‌ ‌​​‍‌‍‌ ​​‌‍‌‌‌ ​‍‌ ​ ‌ ​​‌‍‌‌‌‍​ ‌ ‌​‌‍‍‌‌ ‌‍‌‍‌‌​ ‌‌ ​​‌ ‌‌‌‍​‍‌‍ ​‌‍‍‌‌ ​ ‌‍‍​‌‍‌‌‌‍‌​​‍​‍‌ ‌